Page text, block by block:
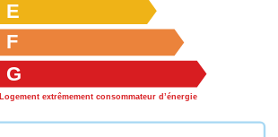
G
Logement extrêmement consommateur d’énergie
F
E